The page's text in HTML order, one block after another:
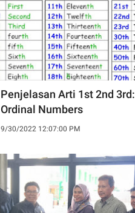
Penjelasan Arti 1st 2nd 3rd:
Ordinal Numbers
9/30/2022 12:07:00 PM